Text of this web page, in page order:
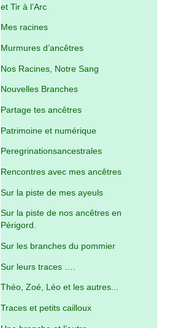
et Tir à l’Arc
Mes racines
Murmures d’ancêtres
Nos Racines, Notre Sang
Nouvelles Branches
Partage tes ancêtres
Patrimoine et numérique
Peregrinationsancestrales
Rencontres avec mes ancêtres
Sur la piste de mes ayeuls
Sur la piste de nos ancêtres en
Périgord.
Sur les branches du pommier
Sur leurs traces ….
Théo, Zoé, Léo et les autres...
Traces et petits cailloux